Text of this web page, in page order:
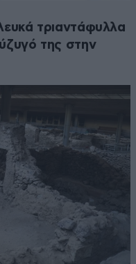
τριαντάφυλλα
της στην